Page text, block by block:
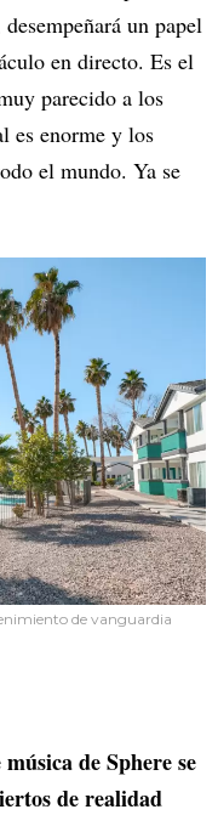
un papel
en directo. Es el
parecido a los
es enorme y los
el mundo. Ya se
de vanguardia
de Sphere se
de realidad